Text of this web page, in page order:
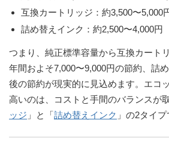
互換カートリッジ ：約3,500〜5,000
詰め替えインク ：約2,500〜4,000円
つまり、純正標準容量から互換カート
年間およそ7,000〜9,000円の節約 、詰
後の節約が現実的に見込めます。エコ
高いのは、コストと手間のバランスが
ッジ 」と「詰め替えインク 」の2タイプ